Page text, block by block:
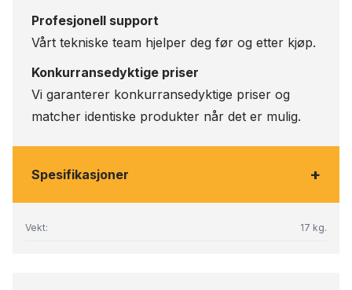
Profesjonell support
Vårt tekniske team hjelper deg før og etter kjøp.
Konkurransedyktige priser
Vi garanterer konkurransedyktige priser og
matcher identiske produkter når det er mulig.
Spesifikasjoner +
Vekt: 17 kg.